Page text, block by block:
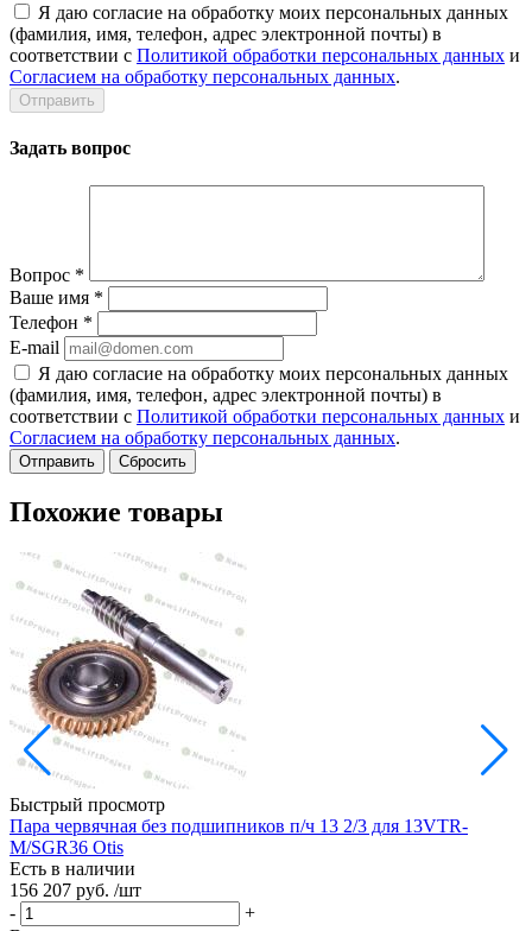
Я даю согласие на обработку моих персональных данных
(фамилия, имя, телефон, адрес электронной почты) в
соответствии с Политикой обработки персональных данных и
Согласием на обработку персональных данных.
Задать вопрос
Вопрос *
Ваше имя *
Телефон *
E-mail
Я даю согласие на обработку моих персональных данных
(фамилия, имя, телефон, адрес электронной почты) в
соответствии с Политикой обработки персональных данных и
Согласием на обработку персональных данных.
Сбросить
Похожие товары
Быстрый просмотр
Пара червячная без подшипников п/ч 13 2/3 для 13VTR-
M/SGR36 Otis
Есть в наличии
156 207 руб. /шт
-
+